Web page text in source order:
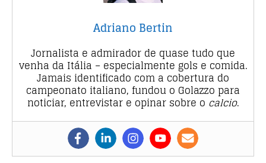
Adriano Bertin
Jornalista e admirador de quase tudo que
venha da Itália – especialmente gols e comida.
Jamais identificado com a cobertura do
campeonato italiano, fundou o Golazzo para
noticiar, entrevistar e opinar sobre o calcio.